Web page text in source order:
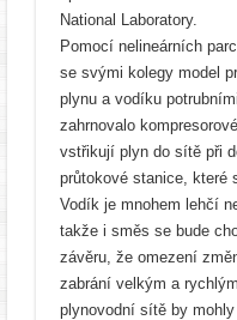
National Laboratory.
Pomocí nelineárních
se svými kolegy model
plynu a vodíku
zahrnovalo
vstřikují plyn do sítě při
průtokové stanice, které
Vodík je mnohem lehčí
takže i směs se bude
závěru, že omezení
zabrání velkým a
plynovodní sítě by